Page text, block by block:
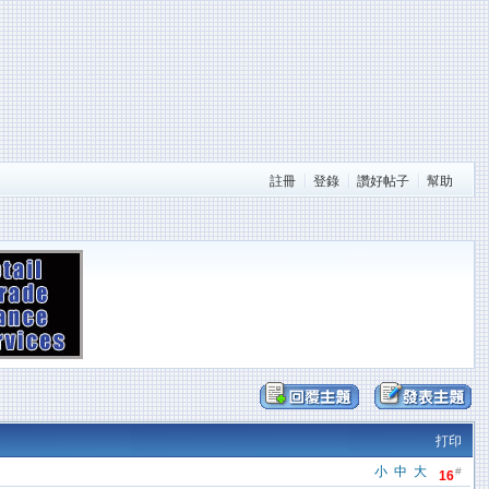
註冊 登錄 讚好帖子 幫助
打印
16#
大
中
小